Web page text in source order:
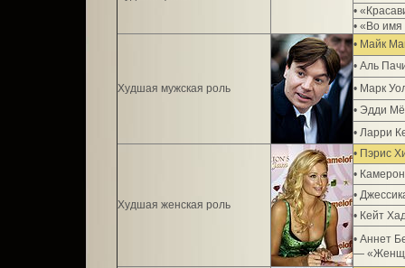
•
• «Во
Худшая мужская роль
• Майк
• Аль
• Марк
• Эдди
• Ларри
Худшая женская роль
• Пэрис
•
•
• Кейт
• Аннет
—